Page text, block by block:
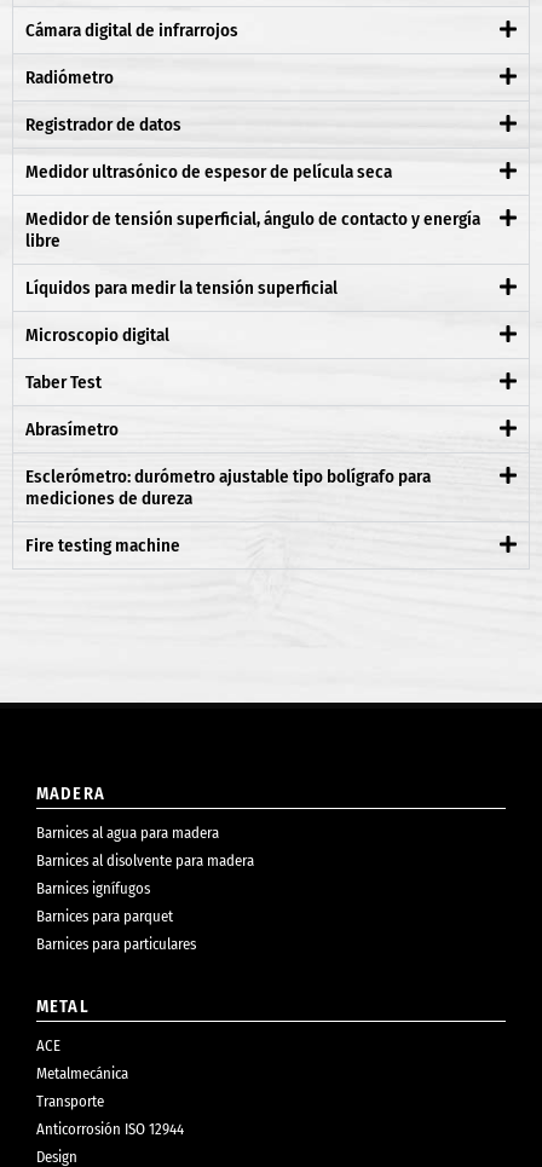
Cámara digital de infrarrojos
Radiómetro
Registrador de datos
Medidor ultrasónico de espesor de película seca
Medidor de tensión superficial, ángulo de contacto y energía
libre
Líquidos para medir la tensión superficial
Microscopio digital
Taber Test
Abrasímetro
Esclerómetro: durómetro ajustable tipo bolígrafo para
mediciones de dureza
Fire testing machine
MADERA
Barnices al agua para madera
Barnices al disolvente para madera
Barnices ignífugos
Barnices para parquet
Barnices para particulares
METAL
ACE
Metalmecánica
Transporte
Anticorrosión ISO 12944
Design